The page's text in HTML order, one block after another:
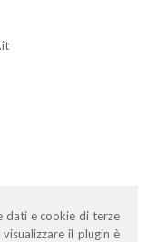
dati e cookie di terze
il plugin è